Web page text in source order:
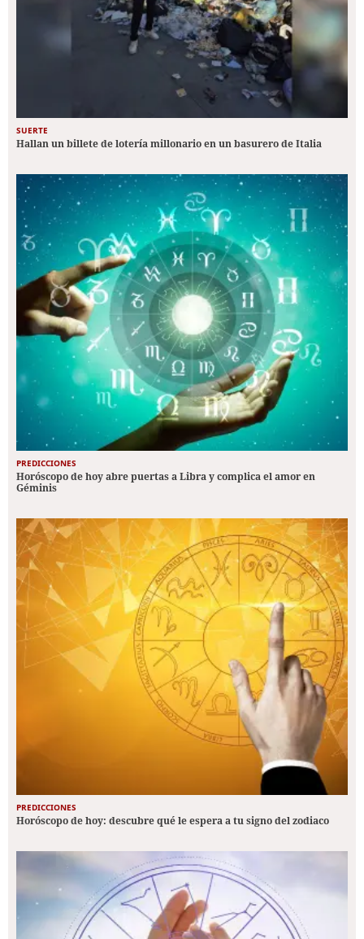
SUERTE
Hallan un billete de lotería millonario en un basurero de Italia
PREDICCIONES
Horóscopo de hoy abre puertas a Libra y complica el amor en
Géminis
PREDICCIONES
Horóscopo de hoy: descubre qué le espera a tu signo del zodiaco